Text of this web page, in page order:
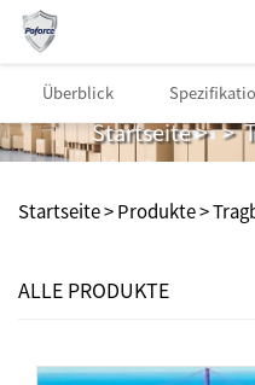
Über Uns
Produkte
Dienstleistungen
Herunterladen
Startseite>>
Startseite >Produkte>
ALLE PRODUKTE
Überblick